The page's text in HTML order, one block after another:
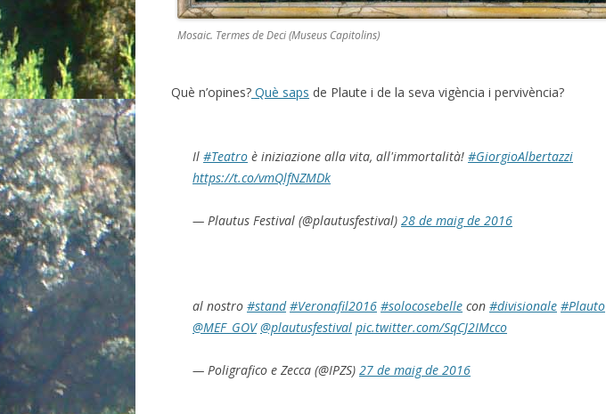
Mosaic. Termes de Deci (Museus Capitolins)
Què n’opines? Què saps de Plaute i de la seva vigència i pervivència?
Il #Teatro è iniziazione alla vita, all'immortalità! #GiorgioAlbertazzi
https://t.co/vmQlfNZMDk
— Plautus Festival (@plautusfestival) 28 de maig de 2016
al nostro #stand #Veronafil2016 #solocosebelle con #divisionale #Plauto
@MEF_GOV @plautusfestival pic.twitter.com/SqCJ2IMcco
— Poligrafico e Zecca (@IPZS) 27 de maig de 2016